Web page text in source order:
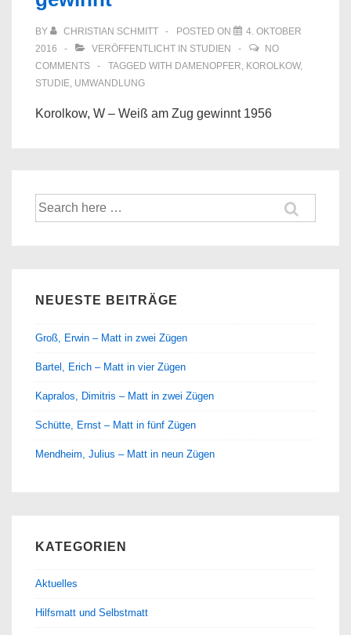
BY CHRISTIAN SCHMITT POSTED ON
4. OKTOBER
2016
VERÖFFENTLICHT IN STUDIEN
NO
COMMENTS
TAGGED WITH DAMENOPFER, KOROLKOW,
STUDIE, UMWANDLUNG
Korolkow, W – Weiß am Zug gewinnt 1956
Suche
nach:
NEUESTE BEITRÄGE
Groß, Erwin – Matt in zwei Zügen
Bartel, Erich – Matt in vier Zügen
Kapralos, Dimitris – Matt in zwei Zügen
Schütte, Ernst – Matt in fünf Zügen
Mendheim, Julius – Matt in neun Zügen
KATEGORIEN
Aktuelles
Hilfsmatt und Selbstmatt